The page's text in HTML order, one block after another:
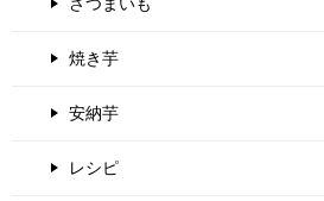
焼き芋
安納芋
レシピ